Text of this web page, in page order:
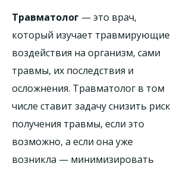
Травматолог — это врач,
который изучает травмирующие
воздействия на организм, сами
травмы, их последствия и
осложнения. Травматолог в том
числе ставит задачу снизить риск
получения травмы, если это
возможно, а если она уже
возникла — минимизировать